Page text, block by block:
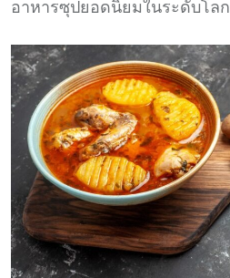
อาหารซุปยอดนิยมในระดับโลก